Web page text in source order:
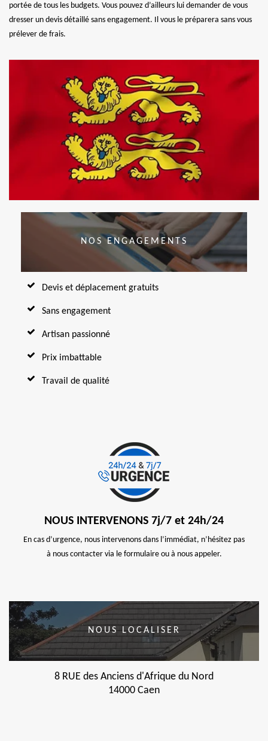
portée de tous les budgets. Vous pouvez d’ailleurs lui demander de vous
dresser un devis détaillé sans engagement. Il vous le préparera sans vous
prélever de frais.
NOS ENGAGEMENTS
Devis et déplacement gratuits
Sans engagement
Artisan passionné
Prix imbattable
Travail de qualité
NOUS INTERVENONS 7j/7 et 24h/24
En cas d’urgence, nous intervenons dans l’immédiat, n’hésitez pas
à nous contacter via le formulaire ou à nous appeler.
NOUS LOCALISER
8 RUE des Anciens d'Afrique du Nord
14000 Caen